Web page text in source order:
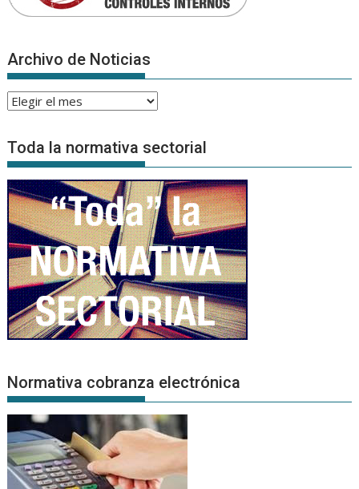
Archivo de Noticias
Archivo
Noticias
Toda la normativa sectorial
Normativa cobranza electrónica